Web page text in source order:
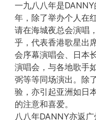
一九八八年是
年，除了举办个人在
请在海城夜总会演唱
乎，代表香港歌星出
会序幕演唱会、日本
演唱会，与各地歌手
弼等等同场演出。除
验，亦引起亚洲如日
的注意和喜爱。
八八年DANNY亦返